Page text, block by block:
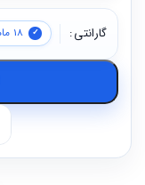
گارانتی 18 ماهه اسپیرو